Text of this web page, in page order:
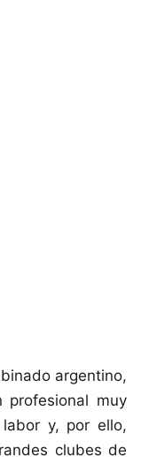
argentino,
muy
y, por ello,
clubes de